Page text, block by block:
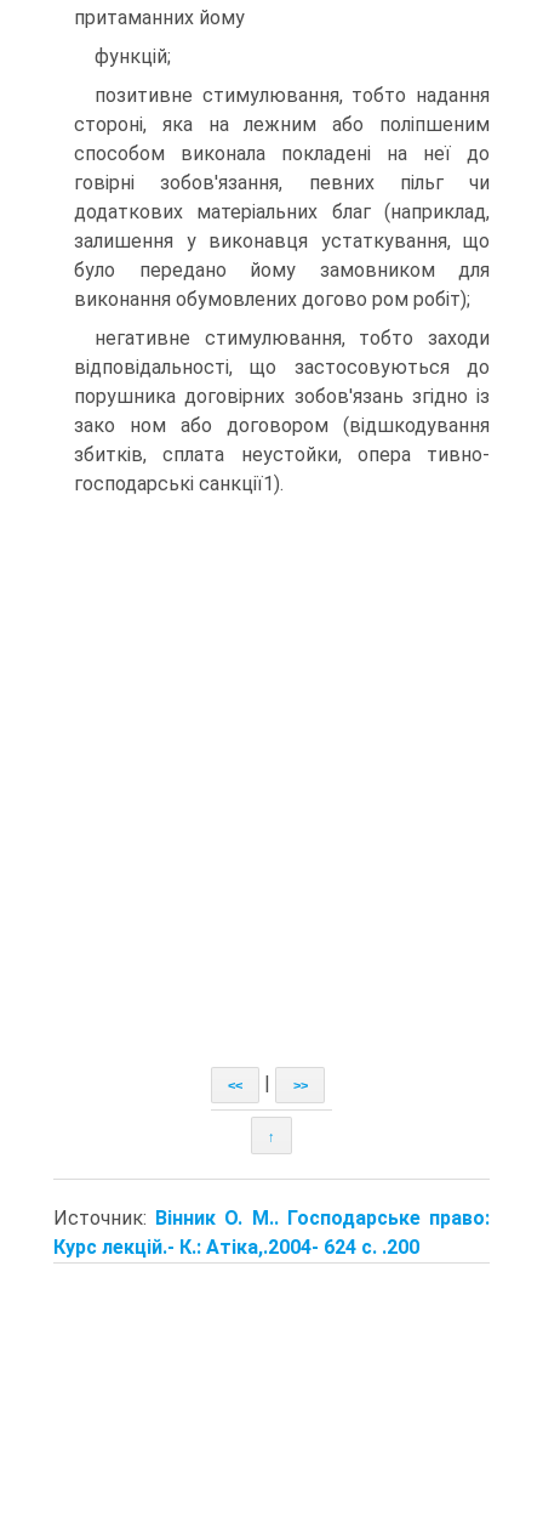
притаманних йому
функцій;
позитивне стимулювання, тобто надання
стороні, яка на лежним або поліпшеним
способом виконала покладені на неї до
говірні зобов'язання, певних пільг чи
додаткових матеріальних благ (наприклад,
залишення у виконавця устаткування, що
було передано йому замовником для
виконання обумовлених догово ром робіт);
негативне стимулювання, тобто заходи
відповідальності, що застосовуються до
порушника договірних зобов'язань згідно із
зако ном або договором (відшкодування
збитків, сплата неустойки, опера тивно-
господарські санкції1).
<< >>
↑
Источник: Вінник О. М.. Господарське право:
Курс лекцій.- К.: Атіка,.2004- 624 с. .200